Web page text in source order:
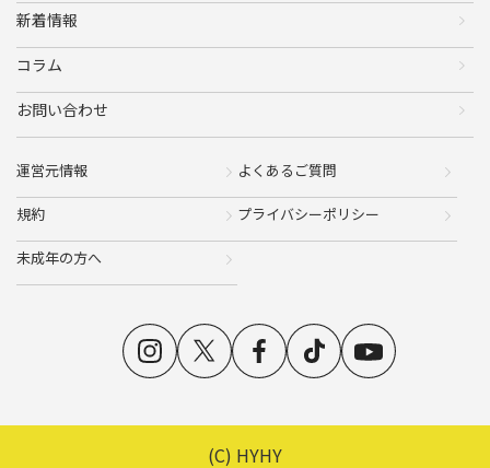
新着情報
コラム
お問い合わせ
運営元情報 よくあるご質問
規約 プライバシーポリシー
未成年の方へ
(C) HYHY